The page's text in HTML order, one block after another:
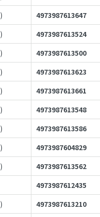
)
4973987613647
)
4973987613524
)
4973987613500
)
4973987613623
)
4973987613661
)
4973987613548
)
4973987613586
)
4973987604829
)
4973987613562
4973987612435
) 4973987613210